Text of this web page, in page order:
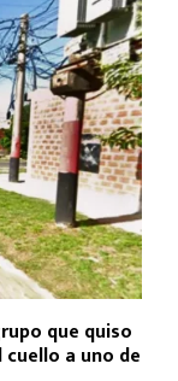
que quiso
a uno de